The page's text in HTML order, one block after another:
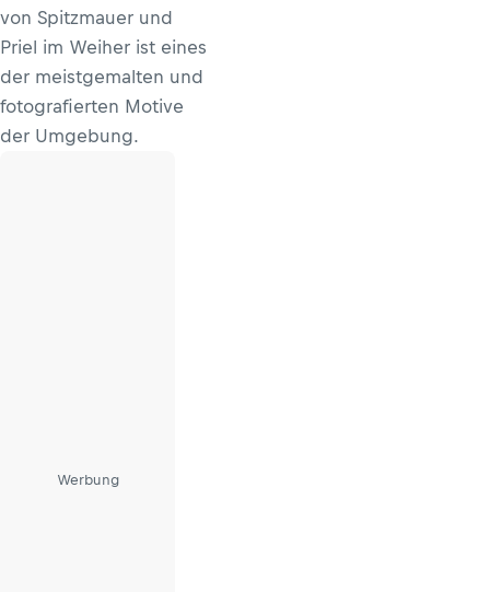
von Spitzmauer und
Priel im Weiher ist eines
der meistgemalten und
fotografierten Motive
der Umgebung.
Werbung